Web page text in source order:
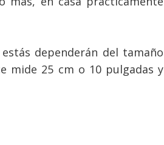
dependerán del tamaño
mide 25 cm o 10 pulgadas y